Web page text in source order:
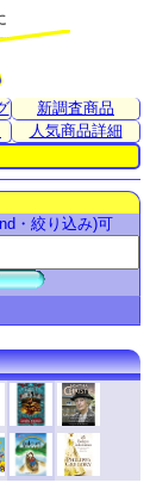
新調査商品
人気商品詳細
・絞り込み)可